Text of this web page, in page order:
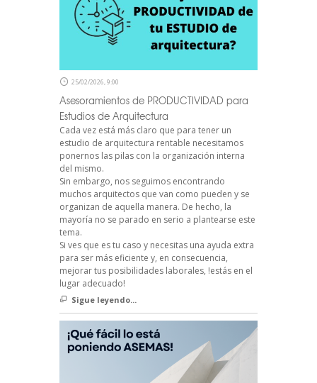
25/02/2026, 9:00
Asesoramientos de PRODUCTIVIDAD para
Estudios de Arquitectura
Cada vez está más claro que para tener un
estudio de arquitectura rentable necesitamos
ponernos las pilas con la organización interna
del mismo.
Sin embargo, nos seguimos encontrando
muchos arquitectos que van como pueden y se
organizan de aquella manera. De hecho, la
mayoría no se parado en serio a plantearse este
tema.
Si ves que es tu caso y necesitas una ayuda extra
para ser más eficiente y, en consecuencia,
mejorar tus posibilidades laborales, !estás en el
lugar adecuado!
Sigue leyendo...